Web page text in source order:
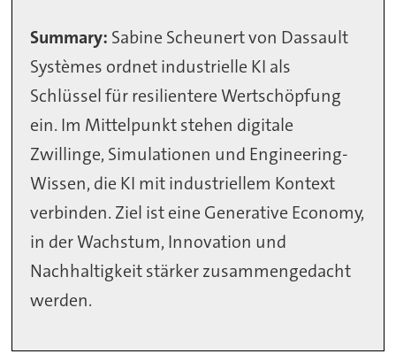
Summary: Sabine Scheunert von Dassault
Systèmes ordnet industrielle KI als
Schlüssel für resilientere Wertschöpfung
ein. Im Mittelpunkt stehen digitale
Zwillinge, Simulationen und Engineering-
Wissen, die KI mit industriellem Kontext
verbinden. Ziel ist eine Generative Economy,
in der Wachstum, Innovation und
Nachhaltigkeit stärker zusammengedacht
werden.